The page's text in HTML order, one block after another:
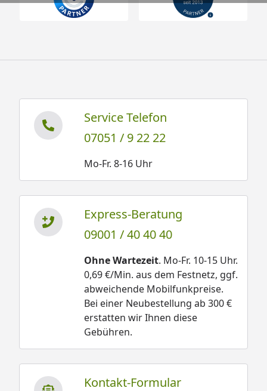
Service Telefon
07051 / 9 22 22
Mo-Fr. 8-16 Uhr
Express-Beratung
09001 / 40 40 40
Ohne Wartezeit. Mo-Fr. 10-15 Uhr.
0,69 €/Min. aus dem Festnetz, ggf.
abweichende Mobilfunkpreise.
Bei einer Neubestellung ab 300 €
erstatten wir Ihnen diese
Gebühren.
Kontakt-Formular